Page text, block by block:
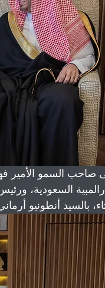
صاحب السمو الأمير
السعودية،
بالسيد أنطونيو